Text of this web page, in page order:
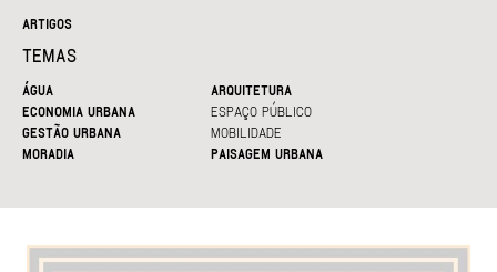
ARTIGOS
TEMAS
ÁGUA
ARQUITETURA
ECONOMIA URBANA
ESPAÇO PÚBLICO
GESTÃO URBANA
MOBILIDADE
MORADIA
PAISAGEM URBANA